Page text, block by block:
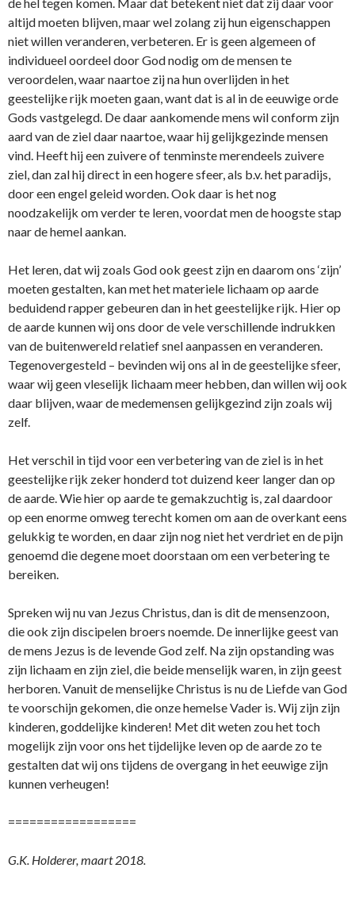
altijd moeten blijven, maar wel zolang zij hun eigenschappen
niet willen veranderen, verbeteren. Er is geen algemeen of
individueel oordeel door God nodig om de mensen te
veroordelen, waar naartoe zij na hun overlijden in het
geestelijke rijk moeten gaan, want dat is al in de eeuwige orde
Gods vastgelegd. De daar aankomende mens wil conform zijn
aard van de ziel daar naartoe, waar hij gelijkgezinde mensen
vind. Heeft hij een zuivere of tenminste merendeels zuivere
ziel, dan zal hij direct in een hogere sfeer, als b.v. het paradijs,
door een engel geleid worden. Ook daar is het nog
noodzakelijk om verder te leren, voordat men de hoogste stap
naar de hemel aankan.
Het leren, dat wij zoals God ook geest zijn en daarom ons ‘zijn’
moeten gestalten, kan met het materiele lichaam op aarde
beduidend rapper gebeuren dan in het geestelijke rijk. Hier op
de aarde kunnen wij ons door de vele verschillende indrukken
van de buitenwereld relatief snel aanpassen en veranderen.
Tegenovergesteld – bevinden wij ons al in de geestelijke sfeer,
waar wij geen vleselijk lichaam meer hebben, dan willen wij ook
daar blijven, waar de medemensen gelijkgezind zijn zoals wij
zelf.
Het verschil in tijd voor een verbetering van de ziel is in het
geestelijke rijk zeker honderd tot duizend keer langer dan op
de aarde. Wie hier op aarde te gemakzuchtig is, zal daardoor
op een enorme omweg terecht komen om aan de overkant eens
gelukkig te worden, en daar zijn nog niet het verdriet en de pijn
genoemd die degene moet doorstaan om een verbetering te
bereiken.
Spreken wij nu van Jezus Christus, dan is dit de mensenzoon,
die ook zijn discipelen broers noemde. De innerlijke geest van
de mens Jezus is de levende God zelf. Na zijn opstanding was
zijn lichaam en zijn ziel, die beide menselijk waren, in zijn geest
herboren. Vanuit de menselijke Christus is nu de Liefde van God
te voorschijn gekomen, die onze hemelse Vader is. Wij zijn zijn
kinderen, goddelijke kinderen! Met dit weten zou het toch
mogelijk zijn voor ons het tijdelijke leven op de aarde zo te
gestalten dat wij ons tijdens de overgang in het eeuwige zijn
kunnen verheugen!
==================
G.K. Holderer, maart 2018.